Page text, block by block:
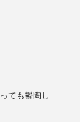
ても鬱陶し